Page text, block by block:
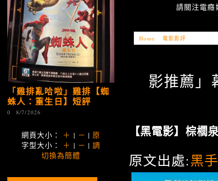
請關注電
Home 電影影評
影推薦」
【黑電影】棕櫚
原文出處:黑
「雞排亂哈啦」雞排【蜘
蛛人：重生日】短評
0 8/7/2026
網頁大小： ＋ | － | 原
字型大小： ＋ | － |調
切換為簡體